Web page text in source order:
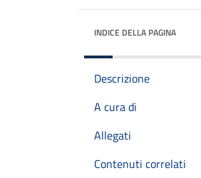
INDICE DELLA PAGINA
Descrizione
A cura di
Allegati
Contenuti correlati